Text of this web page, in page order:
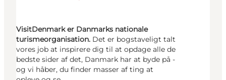
VisitDenmark er Danmarks nationale
turismeorganisation. Det er bogstaveligt talt
vores job at inspirere dig til at opdage alle de
bedste sider af det, Danmark har at byde på -
og vi håber, du finder masser af ting at